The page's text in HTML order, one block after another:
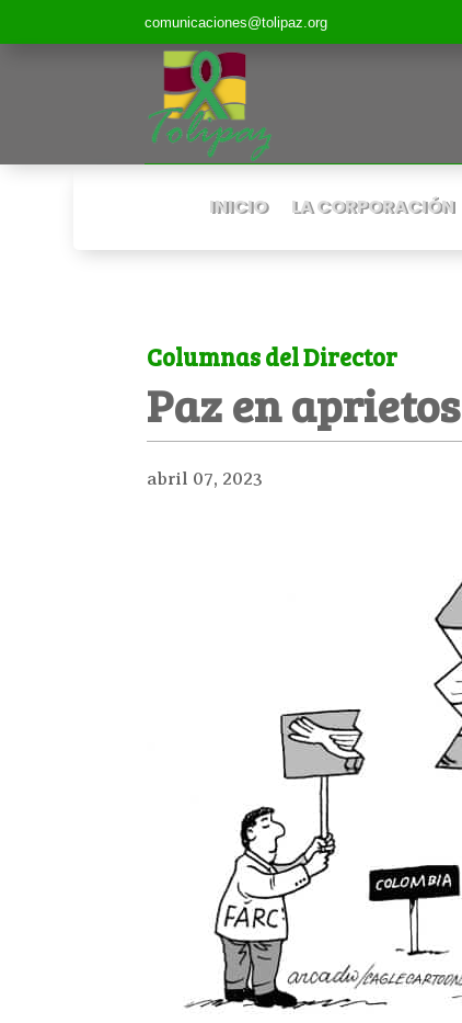
comunicaciones@tolipaz.org
INICIO LA CORPORACIÓN
Columnas del Director
Paz en aprietos
abril 07, 2023